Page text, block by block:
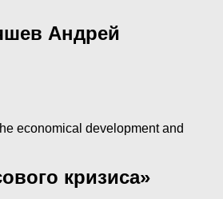
Андрей
economical development and
кризиса»